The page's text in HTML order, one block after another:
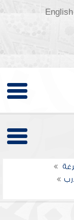
English